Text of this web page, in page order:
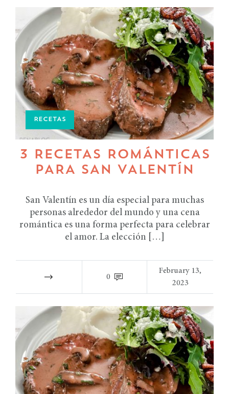
RECETAS
3 RECETAS ROMÁNTICAS
PARA SAN VALENTÍN
San Valentín es un día especial para muchas
personas alrededor del mundo y una cena
romántica es una forma perfecta para celebrar
el amor. La elección […]
0
February 13,
2023